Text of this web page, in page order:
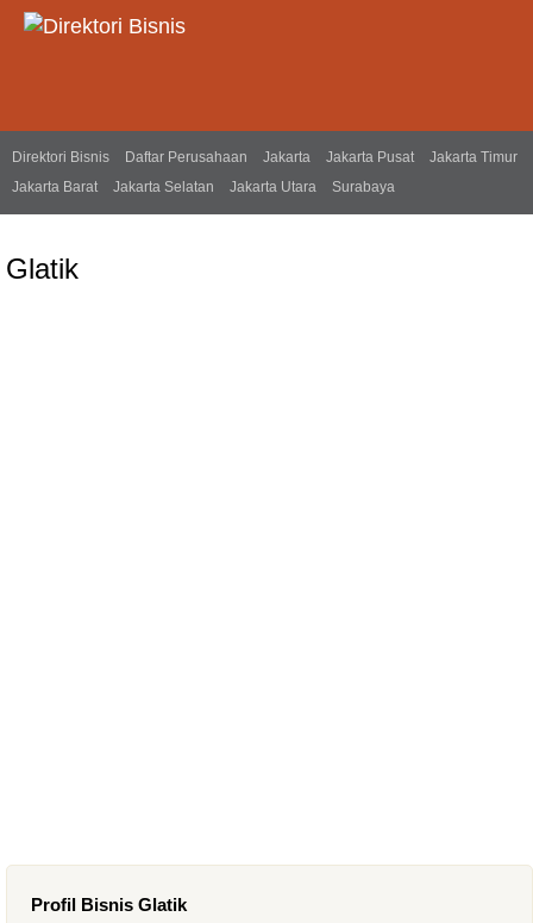
Direktori Bisnis Daftar Perusahaan Jakarta Jakarta Pusat
Jakarta Timur
Jakarta Barat
Jakarta Selatan Jakarta Utara Surabaya
Glatik
Profil Bisnis Glatik